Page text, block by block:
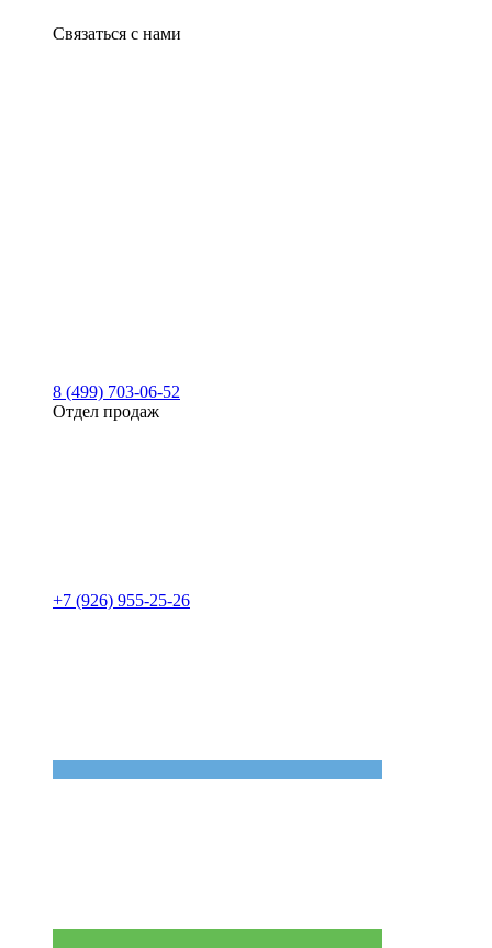
Связаться с нами
8 (499) 703-06-52
Отдел продаж
+7 (926) 955-25-26